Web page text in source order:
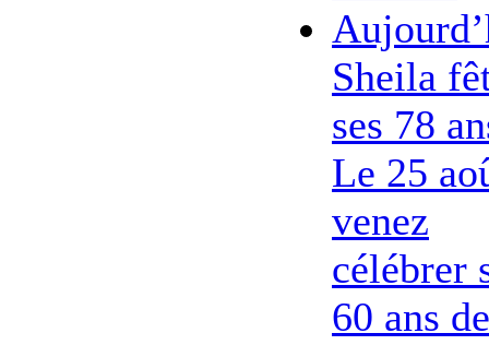
Sheila
ses 78
Le 25
venez
célébrer
60 ans de